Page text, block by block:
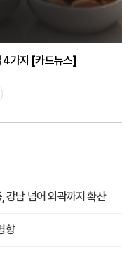
4가지 [카드뉴스]
남 넘어 외곽까지 확산
향